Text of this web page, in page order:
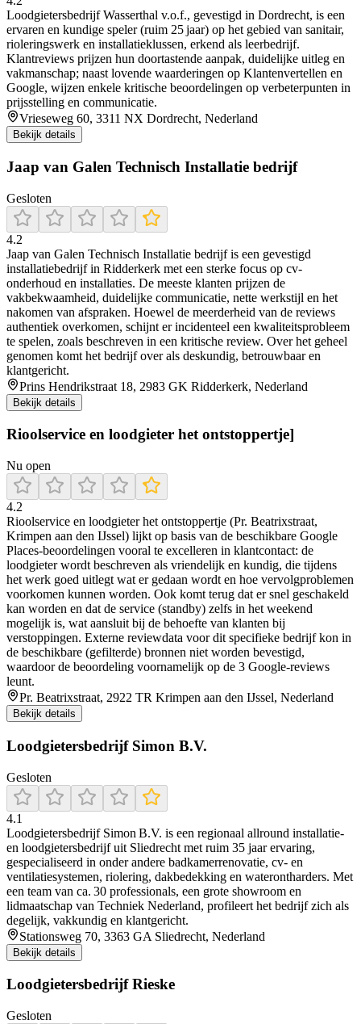
Loodgietersbedrijf Wasserthal v.o.f., gevestigd in Dordrecht, is een
ervaren en kundige speler (ruim 25 jaar) op het gebied van sanitair,
rioleringswerk en installatieklussen, erkend als leerbedrijf.
Klantreviews prijzen hun doortastende aanpak, duidelijke uitleg en
vakmanschap; naast lovende waarderingen op Klantenvertellen en
Google, wijzen enkele kritische beoordelingen op verbeterpunten in
prijsstelling en communicatie.
Vrieseweg 60, 3311 NX Dordrecht, Nederland
Bekijk details
Jaap van Galen Technisch Installatie bedrijf
Gesloten
4.2
Jaap van Galen Technisch Installatie bedrijf is een gevestigd
installatiebedrijf in Ridderkerk met een sterke focus op cv-
onderhoud en installaties. De meeste klanten prijzen de
vakbekwaamheid, duidelijke communicatie, nette werkstijl en het
nakomen van afspraken. Hoewel de meerderheid van de reviews
authentiek overkomen, schijnt er incidenteel een kwaliteitsprobleem
te spelen, zoals beschreven in een kritische review. Over het geheel
genomen komt het bedrijf over als deskundig, betrouwbaar en
klantgericht.
Prins Hendrikstraat 18, 2983 GK Ridderkerk, Nederland
Bekijk details
Rioolservice en loodgieter het ontstoppertje]
Nu open
4.2
Rioolservice en loodgieter het ontstoppertje (Pr. Beatrixstraat,
Krimpen aan den IJssel) lijkt op basis van de beschikbare Google
Places-beoordelingen vooral te excelleren in klantcontact: de
loodgieter wordt beschreven als vriendelijk en kundig, die tijdens
het werk goed uitlegt wat er gedaan wordt en hoe vervolgproblemen
voorkomen kunnen worden. Ook komt terug dat er snel geschakeld
kan worden en dat de service (standby) zelfs in het weekend
mogelijk is, wat aansluit bij de behoefte van klanten bij
verstoppingen. Externe reviewdata voor dit specifieke bedrijf kon in
de beschikbare (gefilterde) bronnen niet worden bevestigd,
waardoor de beoordeling voornamelijk op de 3 Google-reviews
leunt.
Pr. Beatrixstraat, 2922 TR Krimpen aan den IJssel, Nederland
Bekijk details
Loodgietersbedrijf Simon B.V.
Gesloten
4.1
Loodgietersbedrijf Simon B.V. is een regionaal allround installatie-
en loodgietersbedrijf uit Sliedrecht met ruim 35 jaar ervaring,
gespecialiseerd in onder andere badkamerrenovatie, cv- en
ventilatiesystemen, riolering, dakbedekking en waterontharders. Met
een team van ca. 30 professionals, een grote showroom en
lidmaatschap van Techniek Nederland, profileert het bedrijf zich als
degelijk, vakkundig en klantgericht.
Stationsweg 70, 3363 GA Sliedrecht, Nederland
Bekijk details
Loodgietersbedrijf Rieske
Gesloten